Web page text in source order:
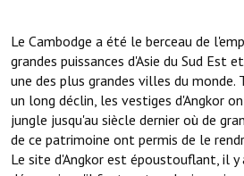
Le Cambodge a été le berceau de
grandes puissances d'Asie du Sud Est
une des plus grandes villes du monde.
un long déclin, les vestiges d'Angkor
jungle jusqu'au siècle dernier où de
de ce patrimoine ont permis de le
Le site d'Angkor est époustouflant, il